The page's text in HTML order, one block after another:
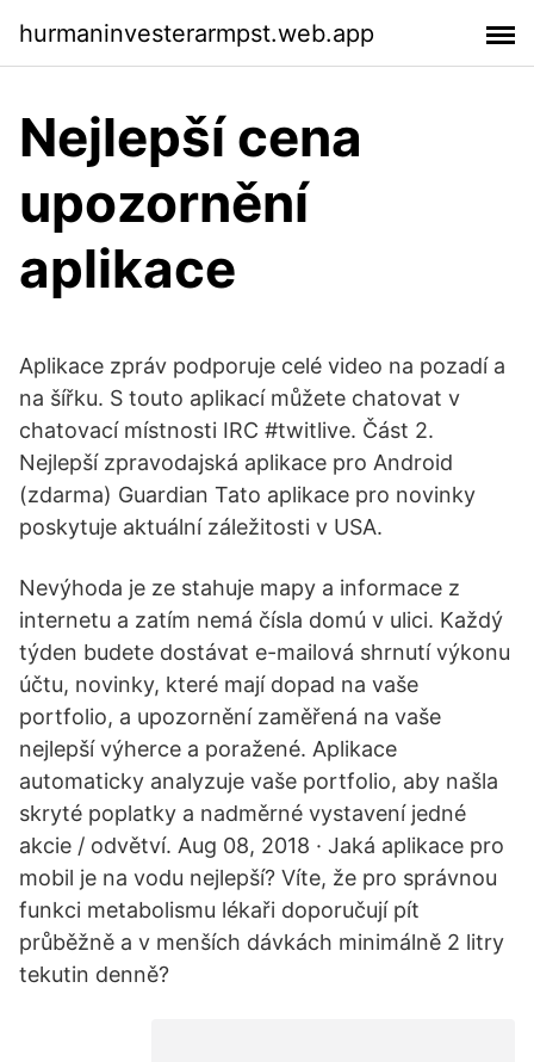
hurmaninvesterarmpst.web.app
Nejlepší cena
upozornění
aplikace
Aplikace zpráv podporuje celé video na pozadí a
na šířku. S touto aplikací můžete chatovat v
chatovací místnosti IRC #twitlive. Část 2.
Nejlepší zpravodajská aplikace pro Android
(zdarma) Guardian Tato aplikace pro novinky
poskytuje aktuální záležitosti v USA.
Nevýhoda je ze stahuje mapy a informace z
internetu a zatím nemá čísla domú v ulici. Každý
týden budete dostávat e-mailová shrnutí výkonu
účtu, novinky, které mají dopad na vaše
portfolio, a upozornění zaměřená na vaše
nejlepší výherce a poražené. Aplikace
automaticky analyzuje vaše portfolio, aby našla
skryté poplatky a nadměrné vystavení jedné
akcie / odvětví. Aug 08, 2018 · Jaká aplikace pro
mobil je na vodu nejlepší? Víte, že pro správnou
funkci metabolismu lékaři doporučují pít
průběžně a v menších dávkách minimálně 2 litry
tekutin denně?